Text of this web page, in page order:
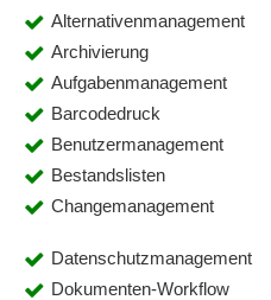
Alternativenmanagement
Archivierung
Aufgabenmanagement
Barcodedruck
Benutzermanagement
Bestandslisten
Changemanagement
Datenschutzmanagement
Dokumenten-Workflow